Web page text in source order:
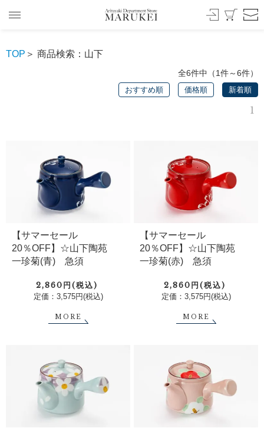
TOP ＞ 商品検索：山下
全6件中（1件～6件）
おすすめ順 価格順 新着順
1
【サマーセール
20％OFF】☆山下陶苑
一珍菊(青) 急須
2,860円(税込)
定価：3,575円(税込)
MORE
【サマーセール
20％OFF】☆山下陶苑
一珍菊(赤) 急須
2,860円(税込)
定価：3,575円(税込)
MORE